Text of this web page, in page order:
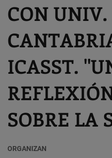
CON UNIV.
ICASST.
SOBRE LA
ORGANIZAN